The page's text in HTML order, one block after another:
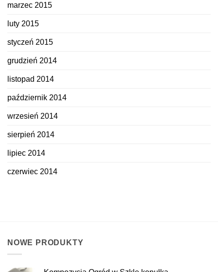
marzec 2015
luty 2015
styczeń 2015
grudzień 2014
listopad 2014
październik 2014
wrzesień 2014
sierpień 2014
lipiec 2014
czerwiec 2014
NOWE PRODUKTY